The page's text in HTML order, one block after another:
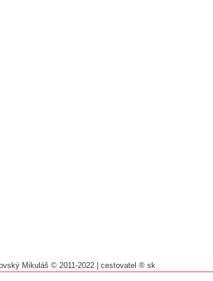
Mikuláš © 2011-2022 cestovatel ® sk